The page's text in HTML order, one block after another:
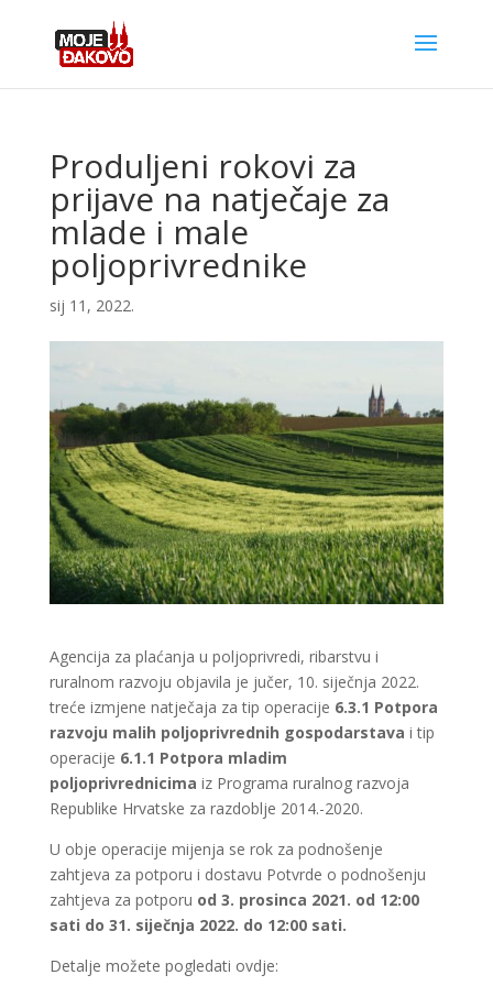
Produljeni rokovi za
prijave na natječaje za
mlade i male
poljoprivrednike
sij 11, 2022.
Agencija za plaćanja u poljoprivredi, ribarstvu i
ruralnom razvoju objavila je jučer, 10. siječnja 2022.
treće izmjene natječaja za tip operacije 6.3.1 Potpora
razvoju malih poljoprivrednih gospodarstava i tip
operacije 6.1.1 Potpora mladim
poljoprivrednicima iz Programa ruralnog razvoja
Republike Hrvatske za razdoblje 2014.-2020.
U obje operacije mijenja se rok za podnošenje
zahtjeva za potporu i dostavu Potvrde o podnošenju
zahtjeva za potporu od 3. prosinca 2021. od 12:00
sati do 31. siječnja 2022. do 12:00 sati.
Detalje možete pogledati ovdje: